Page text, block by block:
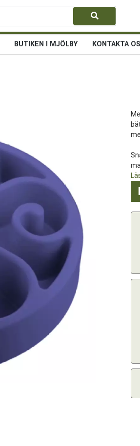
BUTIKEN I MJÖLBY KONTAKTA